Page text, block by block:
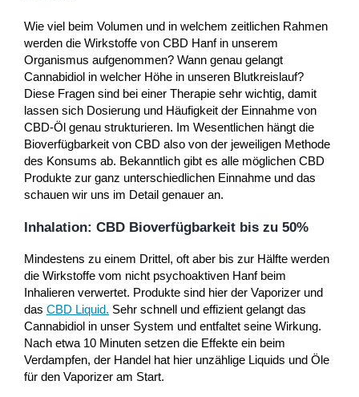
Wie viel beim Volumen und in welchem zeitlichen Rahmen
werden die Wirkstoffe von CBD Hanf in unserem
Organismus aufgenommen? Wann genau gelangt
Cannabidiol in welcher Höhe in unseren Blutkreislauf?
Diese Fragen sind bei einer Therapie sehr wichtig, damit
lassen sich Dosierung und Häufigkeit der Einnahme von
CBD-Öl genau strukturieren. Im Wesentlichen hängt die
Bioverfügbarkeit von CBD also von der jeweiligen Methode
des Konsums ab. Bekanntlich gibt es alle möglichen CBD
Produkte zur ganz unterschiedlichen Einnahme und das
schauen wir uns im Detail genauer an.
Inhalation: CBD Bioverfügbarkeit bis zu 50%
Mindestens zu einem Drittel, oft aber bis zur Hälfte werden
die Wirkstoffe vom nicht psychoaktiven Hanf beim
Inhalieren verwertet. Produkte sind hier der Vaporizer und
das CBD Liquid. Sehr schnell und effizient gelangt das
Cannabidiol in unser System und entfaltet seine Wirkung.
Nach etwa 10 Minuten setzen die Effekte ein beim
Verdampfen, der Handel hat hier unzählige Liquids und Öle
für den Vaporizer am Start.